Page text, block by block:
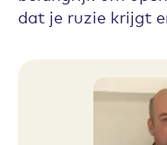
dat je ruzie krijgt